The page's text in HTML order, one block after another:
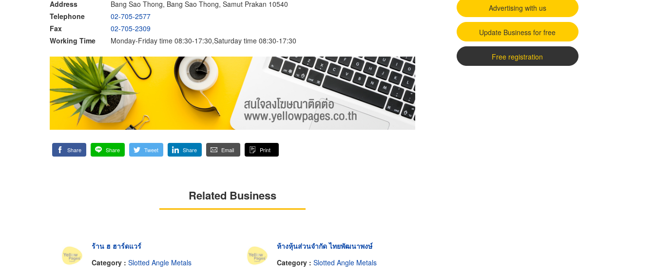
Address
Bang Sao Thong, Bang Sao Thong, Samut Prakan 10540
Telephone
02-705-2577
Fax
02-705-2309
Working Time
Monday-Friday time 08:30-17:30,Saturday time 08:30-17:30
Share Share Tweet Share Email Print
Related Business
ร้าน ฮ ฮาร์ดแวร์
Category : Slotted Angle Metals
ห้างหุ้นส่วนจำกัด ไทยพัฒนาพงษ์
Category : Slotted Angle Metals
Advertising with us
Update Business for free
Free registration